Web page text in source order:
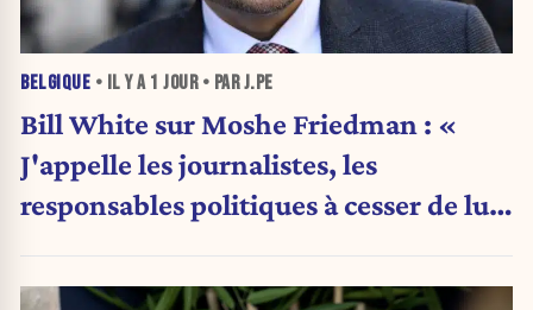
BELGIQUE • IL Y A 1 JOUR• PAR J.PE
Bill White sur Moshe Friedman : «
J'appelle les journalistes, les
responsables politiques à cesser de lui